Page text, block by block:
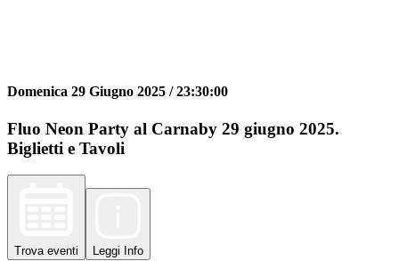
Domenica 29 Giugno 2025 /23:30:00
Fluo Neon Party al Carnaby 29 giugno 2025.
Biglietti e Tavoli
Trova eventi Leggi Info